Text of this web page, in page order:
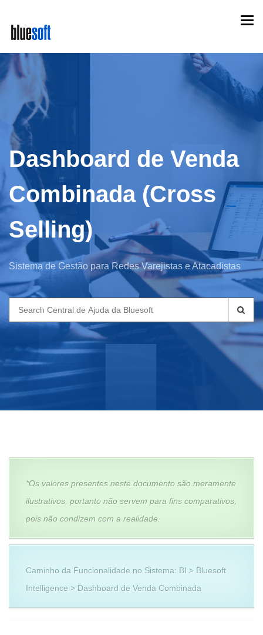
main
content
Dashboard de Venda
Combinada (Cross
Selling)
Sistema de Gestão para Redes Varejistas e Atacadistas
Search
for:
*Os valores presentes neste documento são meramente
ilustrativos, portanto não servem para fins comparativos,
pois não condizem com a realidade.
Caminho da Funcionalidade no Sistema: BI > Bluesoft
Intelligence > Dashboard de Venda Combinada